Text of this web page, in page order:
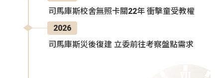
司馬庫斯校舍無照卡關22年 衝擊童受教權
2026
司馬庫斯災後復建 立委前往考察盤點需求